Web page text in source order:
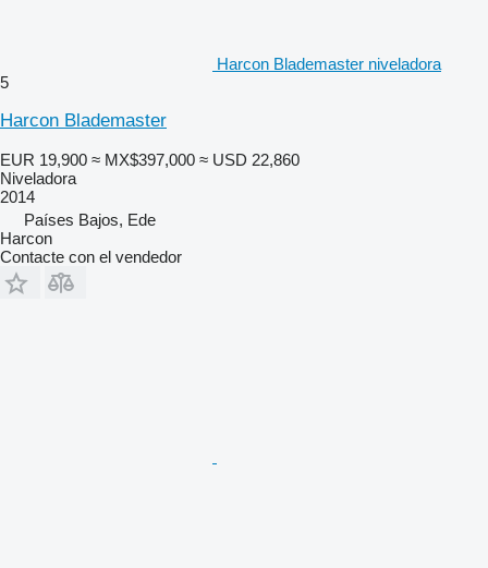
Harcon Blademaster niveladora
5
Harcon Blademaster
EUR 19,900 ≈ MX$397,000 ≈ USD 22,860
Niveladora
2014
Países Bajos, Ede
Harcon
Contacte con el vendedor